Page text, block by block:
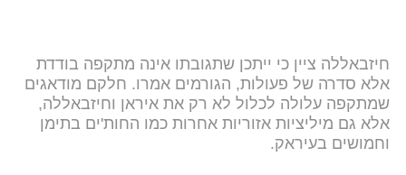
חיזבאללה ציין כי ייתכן שתגובתו אינה מתקפה בודדת
אלא סדרה של פעולות, הגורמים אמרו. חלקם מודאגים
שמתקפה עלולה לכלול לא רק את איראן וחיזבאללה,
אלא גם מיליציות אזוריות אחרות כמו החות'ים בתימן
וחמושים בעיראק.